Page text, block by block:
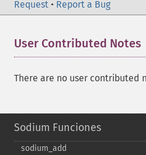
Request • Report a Bug
User Contributed Notes
There are no user contributed
Sodium Funciones
sodium_​add